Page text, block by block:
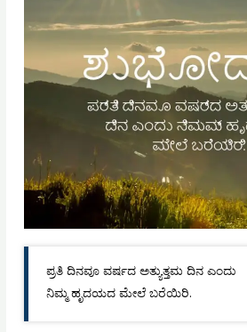
ಪ್ರತಿ ದಿನವೂ ವರ್ಷದ ಅತ್ಯುತ್ತಮ ದಿನ ಎಂದು
ನಿಮ್ಮ ಹೃದಯದ ಮೇಲೆ ಬರೆಯಿರಿ.